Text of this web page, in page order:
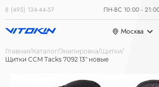
8 (495) 134-44-57 ПН-ВС 10:00 -
Москва
Главная Каталог Экипировка Щитки
Щитки CCM Tacks 7092 13" новые